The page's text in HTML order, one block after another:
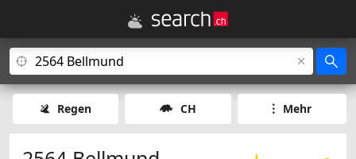
Regen CH Mehr